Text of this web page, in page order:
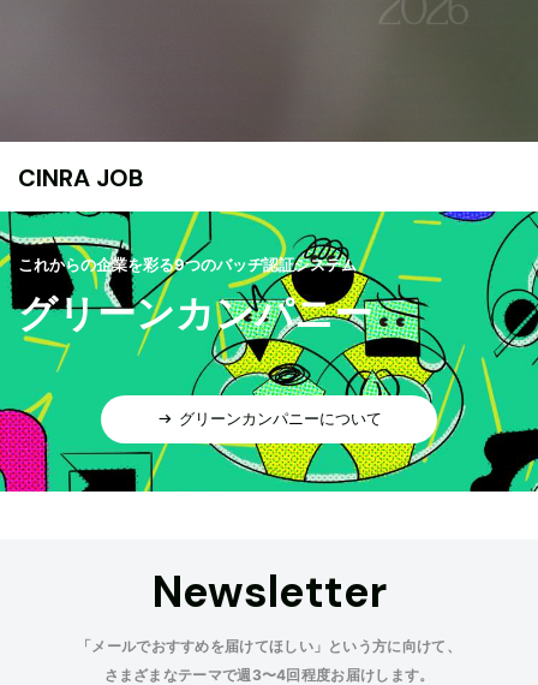
CINRA JOB
これからの企業を彩る9つのバッヂ認証システム
グリーンカンパニー
グリーンカンパニーについて
Newsletter
「メールでおすすめを届けてほしい」という方に向けて、
さまざまなテーマで週3〜4回程度お届けします。